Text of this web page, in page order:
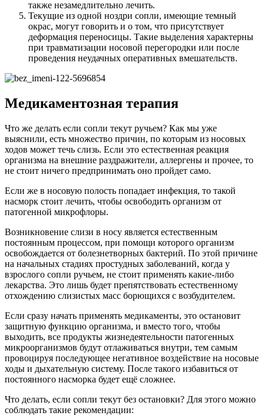
также незамедлительно лечить.
Текущие из одной ноздри сопли, имеющие темный
окрас, могут говорить и о том, что присутствует
деформация переносицы. Такие выделения характерны
при травматизации носовой перегородки или после
проведения неудачных оперативных вмешательств.
Медикаментозная терапия
Что же делать если сопли текут ручьем? Как мы уже
выяснили, есть множество причин, по которым из носовых
ходов может течь слизь. Если это естественная реакция
организма на внешние раздражители, аллергены и прочее, то
не стоит ничего предпринимать оно пройдет само.
Если же в носовую полость попадает инфекция, то такой
насморк стоит лечить, чтобы освободить организм от
патогенной микрофлоры.
Возникновение слизи в носу является естественным
постоянным процессом, при помощи которого организм
освобождается от болезнетворных бактерий. По этой причине
на начальных стадиях простудных заболеваний, когда у
взрослого сопли ручьем, не стоит применять какие-либо
лекарства. Это лишь будет препятствовать естественному
отхождению слизистых масс борющихся с возбудителем.
Если сразу начать применять медикаменты, это остановит
защитную функцию организма, и вместо того, чтобы
выходить, все продукты жизнедеятельности патогенных
микроорганизмов будут отлаживаться внутри, тем самым
провоцируя последующее негативное воздействие на носовые
ходы и дыхательную систему. После такого избавиться от
постоянного насморка будет ещё сложнее.
Что делать, если сопли текут без остановки? Для этого можно
соблюдать такие рекомендации: